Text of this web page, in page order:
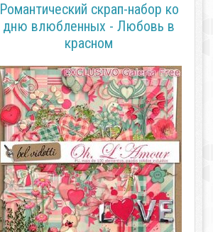
Романтический скрап-набор ко
дню влюбленных - Любовь в
красном